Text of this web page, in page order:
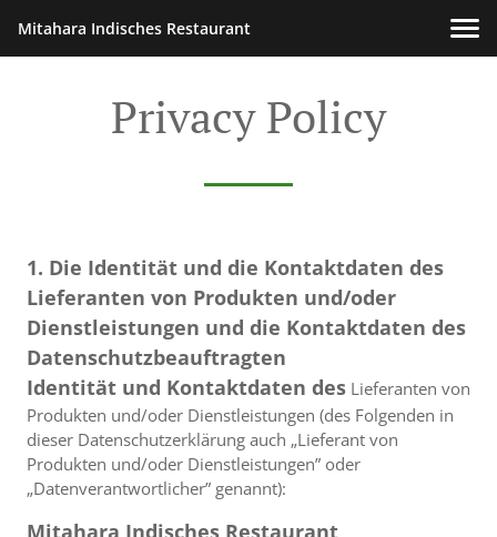
Mitahara Indisches Restaurant
Privacy Policy
1. Die Identität und die Kontaktdaten des
Lieferanten von Produkten und/oder
Dienstleistungen und die Kontaktdaten des
Datenschutzbeauftragten
Identität und Kontaktdaten des Lieferanten von
Produkten und/oder Dienstleistungen (des Folgenden in
dieser Datenschutzerklärung auch „Lieferant von
Produkten und/oder Dienstleistungen” oder
„Datenverantwortlicher” genannt):
Mitahara Indisches Restaurant